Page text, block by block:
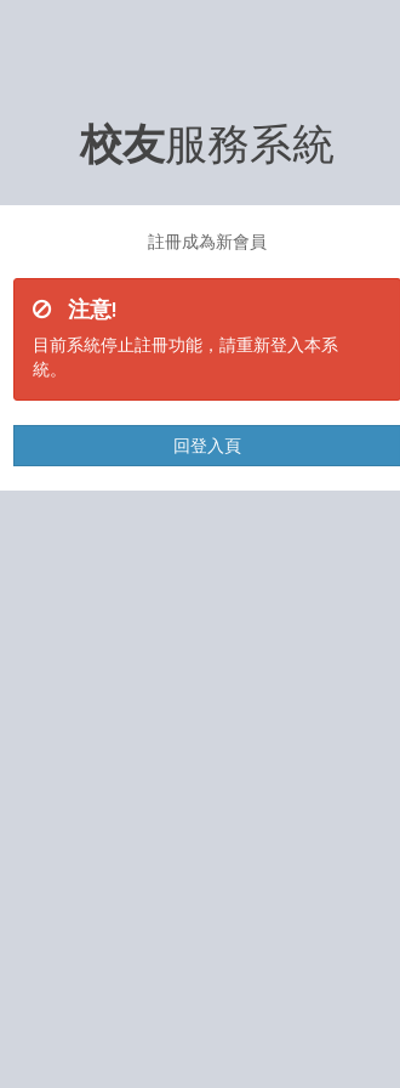
校友服務系統
註冊成為新會員
注意!
目前系統停止註冊功能，請重新登入本系
統。
回登入頁